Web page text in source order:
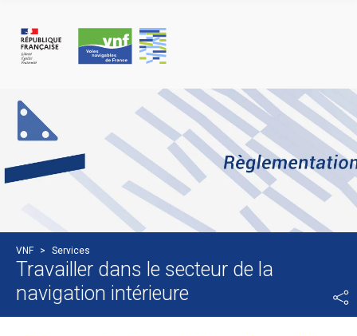
VNF > Services
Travailler dans le secteur de la
navigation intérieure